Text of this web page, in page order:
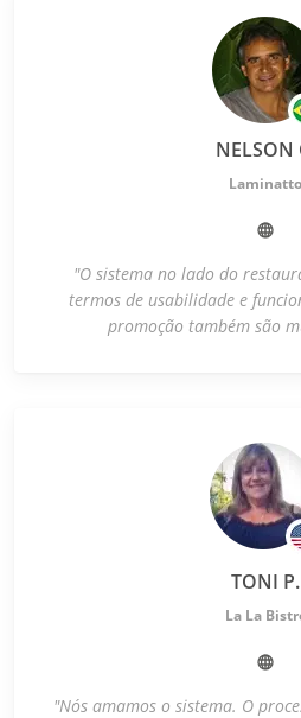
NELSON
Laminatto
"O sistema no lado do
termos de usabilidade e
promoção também são
TONI P.
La La
"Nós amamos o sistema. O